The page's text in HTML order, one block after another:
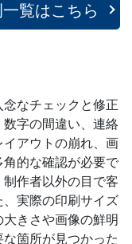
覧はこちら
なチェックと修正
字の間違い、連絡
アウトの崩れ、画
的な確認が必要で
作者以外の目で客
実際の印刷サイズ
きさや画像の鮮明
箇所が見つかった